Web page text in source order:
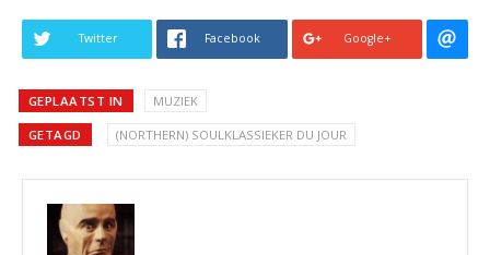
Twitter Facebook Google+
GEPLAATST IN MUZIEK
GETAGD (NORTHERN) SOULKLASSIEKER DU JOUR